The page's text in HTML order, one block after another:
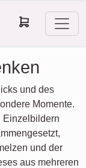
und des
Momente.
Einzelbildern
und der
aus mehreren